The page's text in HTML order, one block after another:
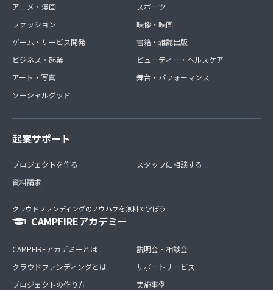
アニメ・漫画
ファッション
ゲーム・サービス開発
ビジネス・起業
アート・写真
ソーシャルグッド
スポーツ
映像・映画
書籍・雑誌出版
ビューティー・ヘルスケア
舞台・パフォーマンス
起案サポート
プロジェクトを作る
資料請求
スタッフに相談する
クラウドファンディングのノウハウを無料で学ぼう
CAMPFIREアカデミー
CAMPFIREアカデミーとは
クラウドファンディングとは
プロジェクトの作り方
説明会・相談会
サポートサービス
実施事例